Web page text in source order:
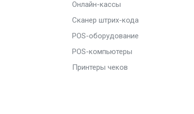
Онлайн-кассы
Сканер штрих-кода
POS-оборудование
POS-компьютеры
Принтеры чеков